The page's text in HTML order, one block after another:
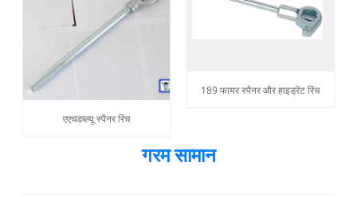
एएचडब्ल्यू स्पैनर रिंच
189 फायर स्पैनर और हाइड्रेंट रिंच
गरम सामान